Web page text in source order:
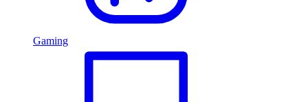
Gaming